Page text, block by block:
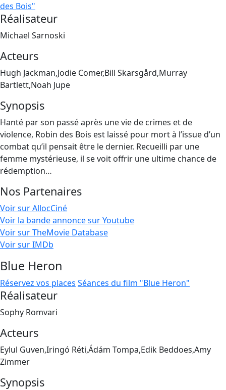
des Bois"
Réalisateur
Michael Sarnoski
Acteurs
Hugh Jackman,Jodie Comer,Bill Skarsgård,Murray
Bartlett,Noah Jupe
Synopsis
Hanté par son passé après une vie de crimes et de
violence, Robin des Bois est laissé pour mort à l’issue d’un
combat qu’il pensait être le dernier. Recueilli par une
femme mystérieuse, il se voit offrir une ultime chance de
rédemption…
Nos Partenaires
Voir sur AllocCiné
Voir la bande annonce sur Youtube
Voir sur TheMovie Database
Voir sur IMDb
Blue Heron
Réservez vos places Séances du film "Blue Heron"
Réalisateur
Sophy Romvari
Acteurs
Eylul Guven,Iringó Réti,Ádám Tompa,Edik Beddoes,Amy
Zimmer
Synopsis